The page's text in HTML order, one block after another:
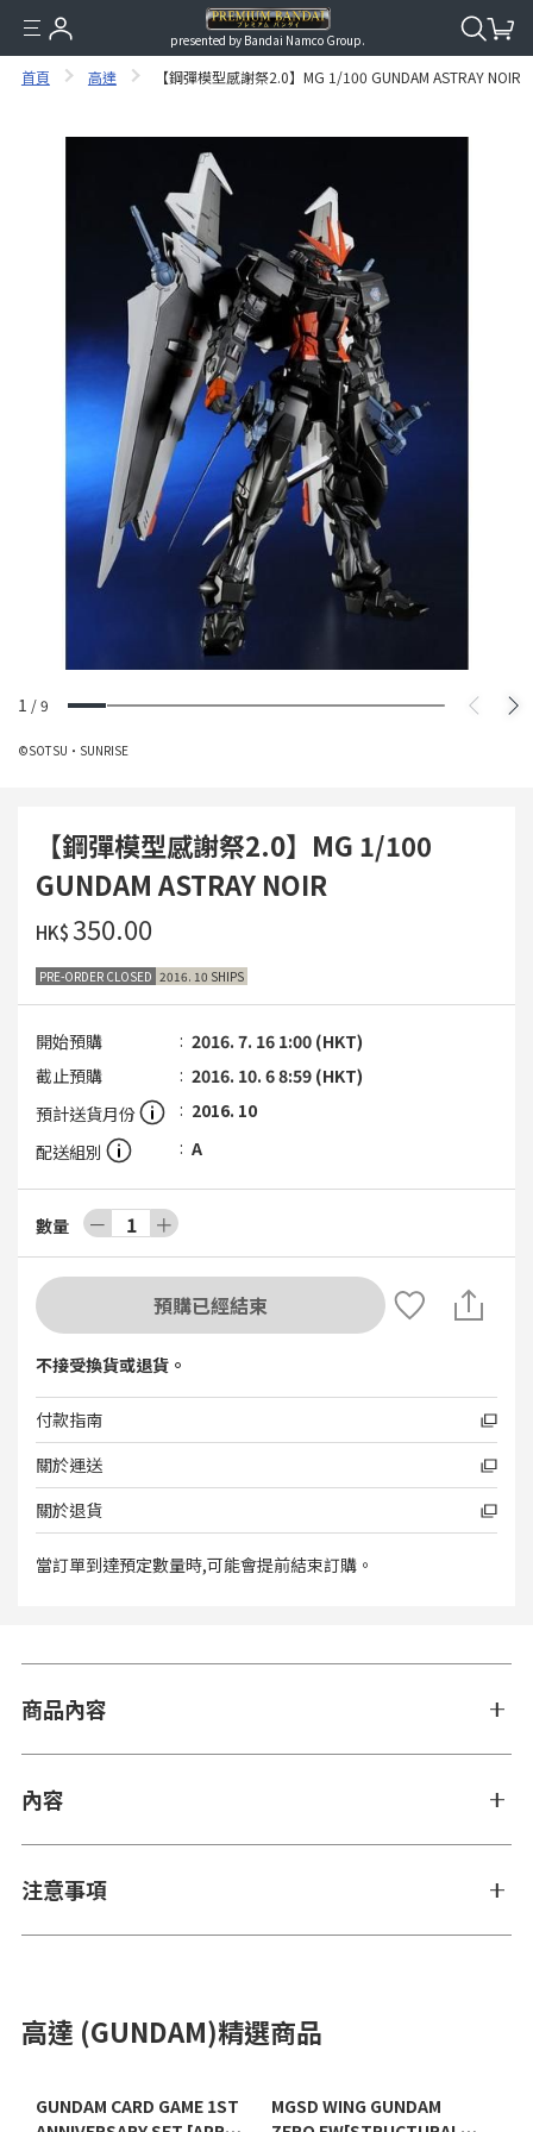
presented by Bandai Namco Group.
首頁 高達 【鋼彈模型感謝祭2.0】MG 1/100 GUNDAM ASTRAY NOIR
1 /9
©SOTSU・SUNRISE
【鋼彈模型感謝祭2.0】MG 1/100
GUNDAM ASTRAY NOIR
HK$ ‌350.00
PRE-ORDER CLOSED 2016. 10 SHIPS
開始預購
2016. 7. 16 1:00 (HKT)
截止預購
2016. 10. 6 8:59 (HKT)
預計送貨月份
2016. 10
配送組別
A
數量 － 1 ＋
預購已經結束
不接受換貨或退貨。
付款指南
關於運送
關於退貨
當訂單到達預定數量時,可能會提前結束訂購。
商品內容
內容
注意事項
高達 (GUNDAM)精選商品
GUNDAM CARD GAME 1ST
MGSD WING GUNDAM